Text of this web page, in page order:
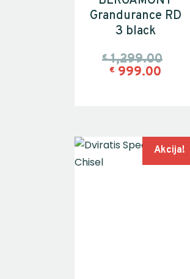
Grandurance RD
3 black
€ 1,299.00
€ 999.00
Akcija!